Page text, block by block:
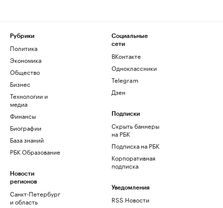
Рубрики
Политика
Экономика
Общество
Бизнес
Технологии и
медиа
Финансы
Биографии
База знаний
РБК Образование
Новости
регионов
Санкт-Петербург
и область
Социальные
сети
ВКонтакте
Одноклассники
Telegram
Дзен
Подписки
Скрыть баннеры
на РБК
Подписка на РБК
Корпоративная
подписка
Уведомления
RSS Новости